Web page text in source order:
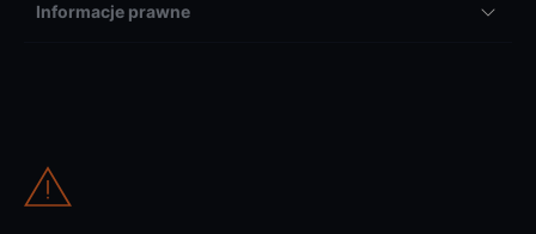
Informacje prawne